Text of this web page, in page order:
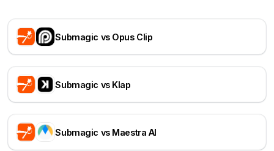
Submagic vs Opus Clip
Submagic vs Klap
Submagic vs Maestra AI